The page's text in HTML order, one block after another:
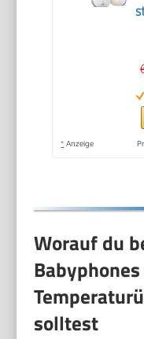
* Anzeige
Worauf du
solltest